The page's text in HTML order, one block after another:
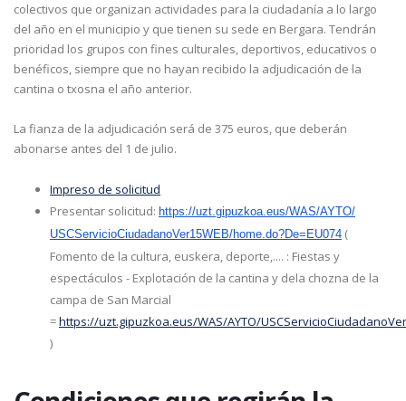
colectivos que organizan actividades para la ciudadanía a lo largo
del año en el municipio y que tienen su sede en Bergara. Tendrán
prioridad los grupos con fines culturales, deportivos, educativos o
benéficos, siempre que no hayan recibido la adjudicación de la
cantina o txosna el año anterior.
La fianza de la adjudicación será de 375 euros, que deberán
abonarse antes del 1 de julio.
Impreso de solicitud
Presentar solicitud: https://uzt.gipuzkoa.eus/WAS/AYTO/
USCServicioCiudadanoVer15WEB/home.do?De=EU074 (
Fomento de la cultura, euskera, deporte,.... : Fiestas y
espectáculos - Explotación de la cantina y dela chozna de la
campa de San Marcial
=https://uzt.gipuzkoa.eus/WAS/AYTO/
)